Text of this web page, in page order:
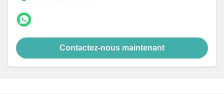
Contactez-nous maintenant